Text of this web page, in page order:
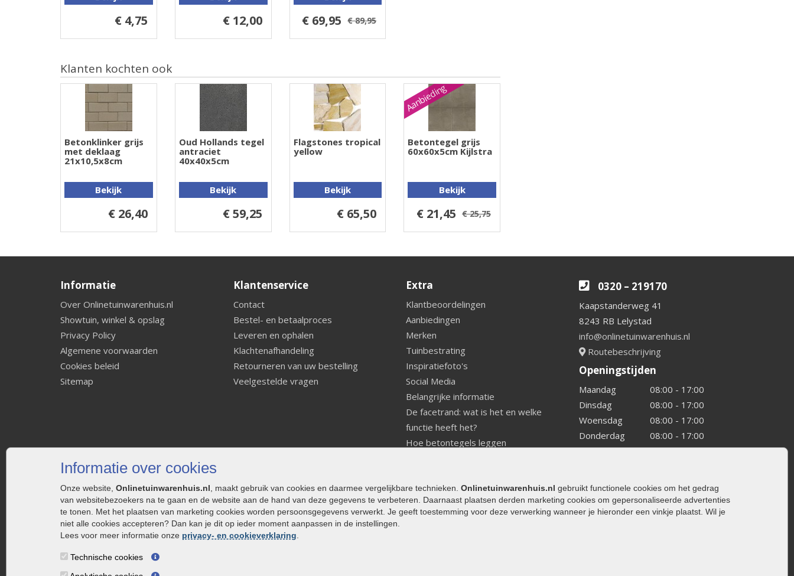
Informatie over cookies
Onze website, Onlinetuinwarenhuis.nl , maakt gebruik van cookies en daarmee vergelijkbare technieken. Onlinetuinwarenhuis.nl gebruikt functionele cookies om het gedrag
van websitebezoekers na te gaan en de website aan de hand van deze gegevens te verbeteren. Daarnaast plaatsen derden marketing cookies om gepersonaliseerde advertenties
te tonen. Met het plaatsen van marketing cookies worden persoonsgegevens verwerkt. Je geeft toestemming voor deze verwerking wanneer je hieronder een vinkje plaatst. Wil je
niet alle cookies accepteren? Dan kan je dit op ieder moment aanpassen in de instellingen.
Lees voor meer informatie onze privacy- en cookieverklaring
Technische cookies
€ 4,75 € 12,00 € 69,95 € 89,95
Klanten kochten ook
Betonklinker grijs
met deklaag
21x10,5x8cm
Bekijk
€ 26,40
Oud Hollands tegel
antraciet
40x40x5cm
Bekijk
€ 59,25
Flagstones tropical
yellow
Bekijk
€ 65,50
Aanbieding
Betontegel grijs
60x60x5cm Kijlstra
Bekijk
€ 21,45 € 25,75
Informatie
Over Onlinetuinwarenhuis.nl
Showtuin, winkel & opslag
Privacy Policy
Algemene voorwaarden
Cookies beleid
Sitemap
Klantenservice
Contact
Bestel- en betaalproces
Leveren en ophalen
Klachtenafhandeling
Retourneren van uw bestelling
Veelgestelde vragen
Extra
Klantbeoordelingen
Aanbiedingen
Merken
Tuinbestrating
Inspiratiefoto's
Social Media
Belangrijke informatie
De facetrand: wat is het en welke
functie heeft het?
Hoe betontegels leggen
Welke tuinstijl past bij mij
Strakke tuin inrichten
Legverbanden gebakken bestrating
0320 – 219170
Kaapstanderweg 41
8243 RB Lelystad
info@onlinetuinwarenhuis.nl
Routebeschrijving
Openingstijden
Maandag
08:00 - 17:00
Dinsdag
08:00 - 17:00
Woensdag
08:00 - 17:00
Donderdag
08:00 - 17:00
Vrijdag
08:00 - 17:00